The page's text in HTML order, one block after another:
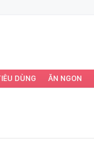
DÙNG ĂN NGON